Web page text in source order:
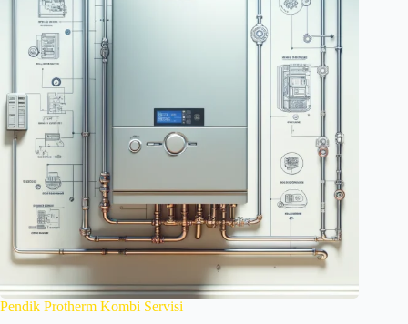
Pendik Protherm Kombi Servisi